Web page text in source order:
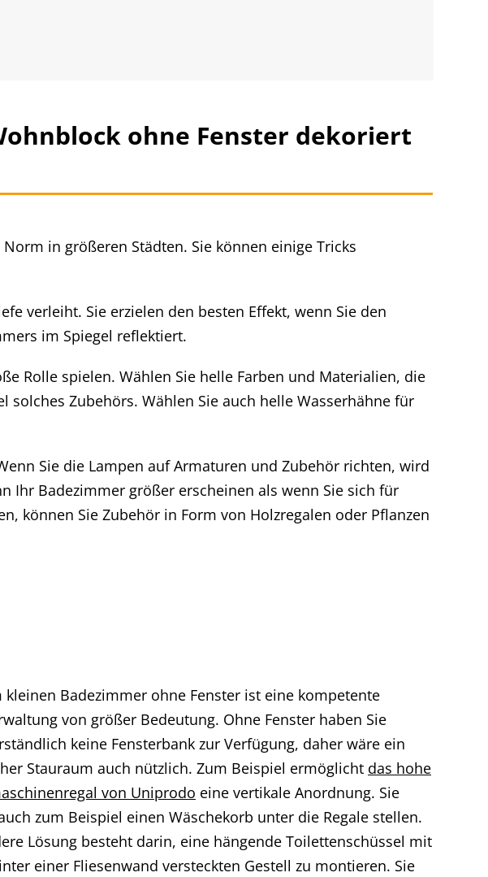
ohne Fenster dekoriert
in größeren Städten. Sie können einige Tricks
verleiht. Sie erzielen den besten Effekt, wenn Sie den
im Spiegel reflektiert.
Rolle spielen. Wählen Sie helle Farben und Materialien, die
solches Zubehörs. Wählen Sie auch helle Wasserhähne für
Sie die Lampen auf Armaturen und Zubehör richten, wird
Ihr Badezimmer größer erscheinen als wenn Sie sich für
können Sie Zubehör in Form von Holzregalen oder Pflanzen
kleinen Badezimmer ohne Fenster ist eine kompetente
von größer Bedeutung. Ohne Fenster haben Sie
keine Fensterbank zur Verfügung, daher wäre ein
Stauraum auch nützlich. Zum Beispiel ermöglicht das hohe
von Uniprodo eine vertikale Anordnung. Sie
zum Beispiel einen Wäschekorb unter die Regale stellen.
Lösung besteht darin, eine hängende Toilettenschüssel mit
einer Fliesenwand versteckten Gestell zu montieren. Sie